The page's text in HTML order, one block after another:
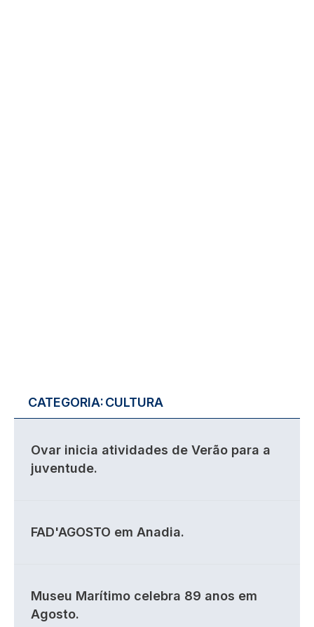
CATEGORIA:CULTURA
Ovar inicia atividades de Verão para a
juventude.
FAD'AGOSTO em Anadia.
Museu Marítimo celebra 89 anos em
Agosto.